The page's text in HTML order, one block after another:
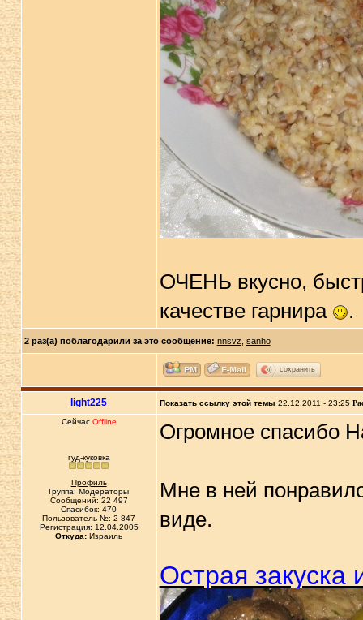
ОЧЕНЬ вкусно,
качестве гарнира
.
2 раз(а) поблагодарили за это сообщение: nnsvz sanho
сохранить
light225 Показать ссылку этой темы 22.12.2011 - 23:25
Сейчас Offline
гуд-куковка
Профиль
Группа: Модераторы
Сообщений: 22 497
Спасибок: 470
Пользователь №: 2 847
Регистрация: 12.04.2005
Откуда: Израиль
Огромное спасибо
Мне в ней
виде.
Острая закуска